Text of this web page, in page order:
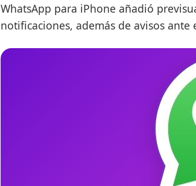
WhatsApp para iPhone añadió
notificaciones, además de avisos ante